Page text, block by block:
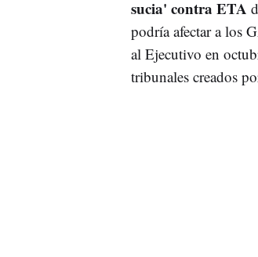
sucia' contra ETA
podría afectar a los
al Ejecutivo en
tribunales creados